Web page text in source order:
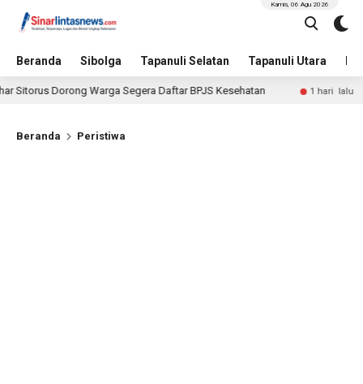
Beranda Sibolga Tapanuli Selatan Tapanuli Utara
Kamis, 06 Agu 2026
Dorong Warga Segera Daftar BPJS Kesehatan 1 hari lalu
Beranda Peristiwa